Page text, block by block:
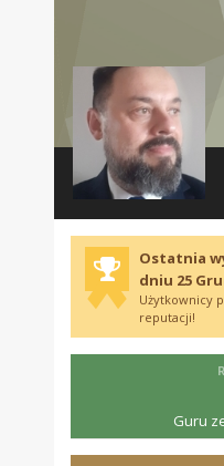
Ostatnia
dniu 25
Użytkownicy
reputacji!
Guru